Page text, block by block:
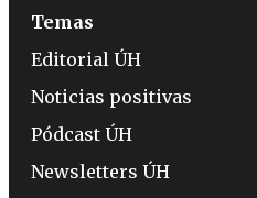
Temas
Editorial ÚH
Noticias positivas
Pódcast ÚH
Newsletters ÚH